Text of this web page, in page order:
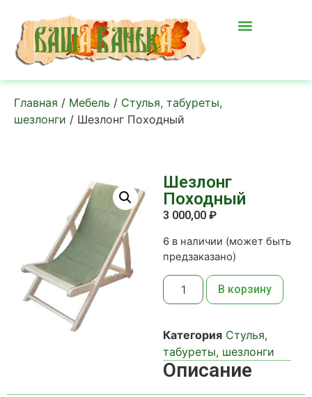
Главная / Мебель / Стулья, табуреты,
шезлонги / Шезлонг Походный
Шезлонг
Походный
3 000,00 ₽
6 в наличии (может быть
предзаказано)
В корзину
Категория Стулья,
табуреты, шезлонги
Описание